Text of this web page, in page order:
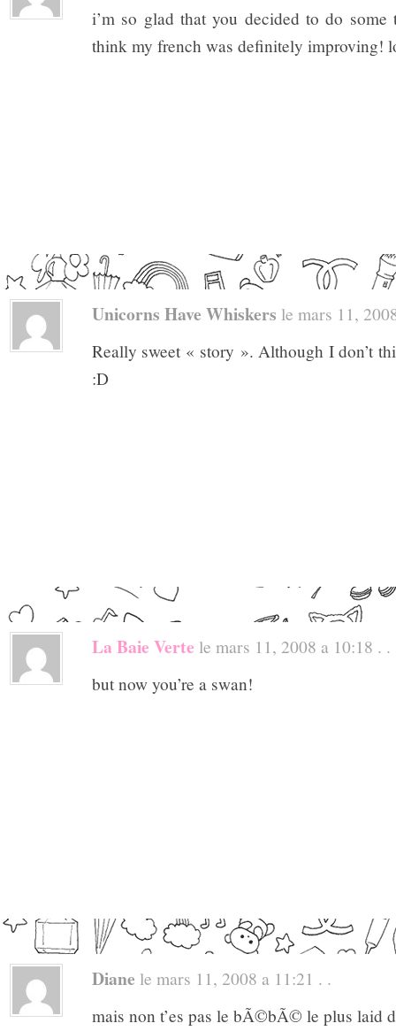
i’m so glad that you decided to do some
think my french was definitely improving!
Unicorns Have Whiskers le mars 11,
Really sweet « story ». Although I don’t
:D
La Baie Verte le mars 11, 2008 a 10:18 . .
but now you’re a swan!
Diane le mars 11, 2008 a 11:21 . .
mais non t’es pas le bÃ©bÃ© le plus laid